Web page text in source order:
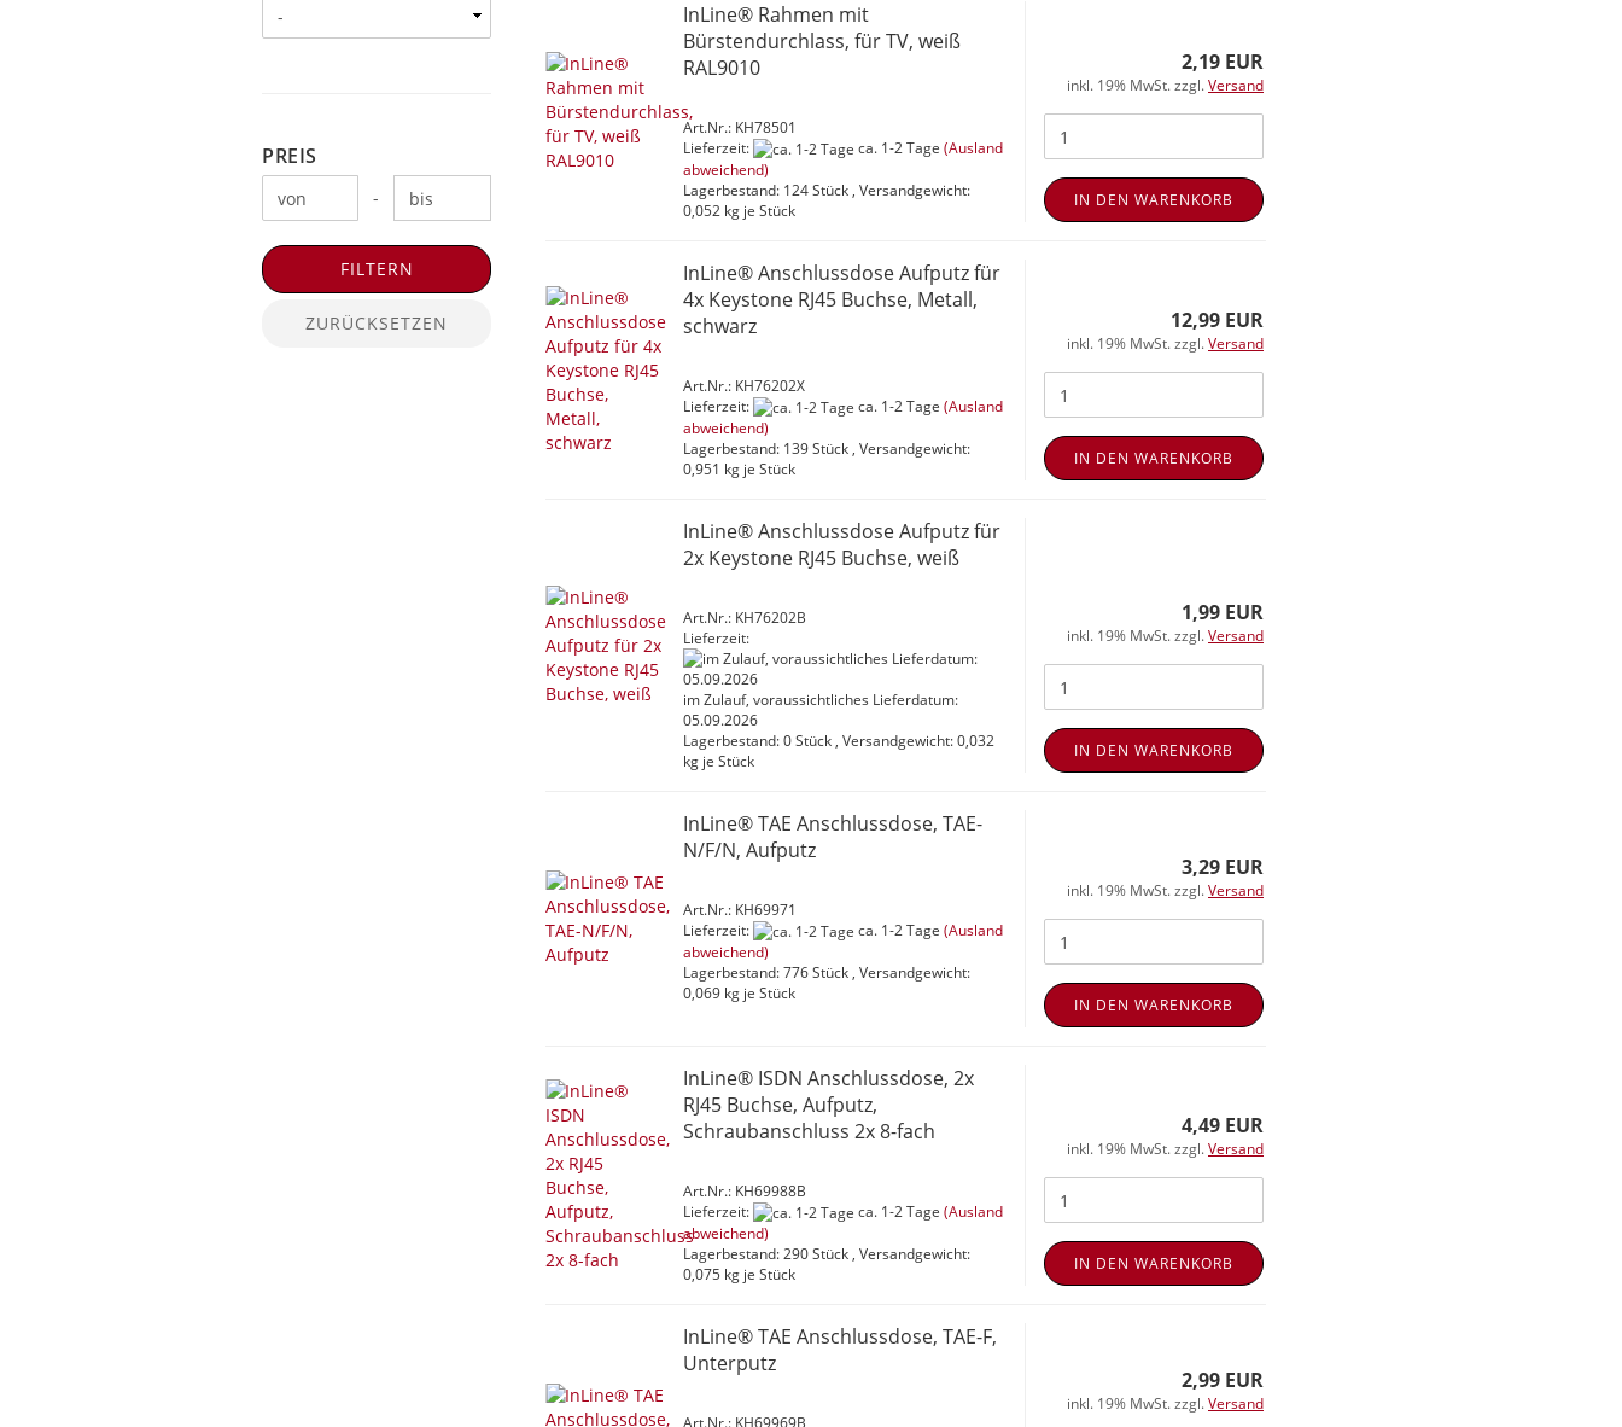
InLine® Rahmen mit
Bürstendurchlass, für TV, weiß
RAL9010
Art.Nr.: KH78501
Lieferzeit:
ca. 1-2 Tage (Ausland
abweichend)
Lagerbestand: 124 Stück , Versandgewicht:
0,052 kg je Stück
2,19 EUR
inkl. 19% MwSt. zzgl.Versand
IN DEN WARENKORB
InLine® Anschlussdose Aufputz für
4x Keystone RJ45 Buchse, Metall,
schwarz
Art.Nr.: KH76202X
Lieferzeit:
ca. 1-2 Tage (Ausland
abweichend)
Lagerbestand: 139 Stück , Versandgewicht:
0,951 kg je Stück
12,99 EUR
inkl. 19% MwSt. zzgl.Versand
IN DEN WARENKORB
InLine® Anschlussdose Aufputz für
2x Keystone RJ45 Buchse, weiß
Art.Nr.: KH76202B
Lieferzeit:
im Zulauf, voraussichtliches Lieferdatum:
05.09.2026
Lagerbestand: 0 Stück , Versandgewicht:0,032
kg je Stück
1,99 EUR
inkl. 19% MwSt. zzgl.Versand
IN DEN WARENKORB
InLine® TAE Anschlussdose, TAE-
N/F/N, Aufputz
Art.Nr.: KH69971
Lieferzeit:
ca. 1-2 Tage (Ausland
abweichend)
Lagerbestand: 776 Stück , Versandgewicht:
0,069 kg je Stück
3,29 EUR
inkl. 19% MwSt. zzgl.Versand
IN DEN WARENKORB
InLine® ISDN Anschlussdose, 2x
RJ45 Buchse, Aufputz,
Schraubanschluss 2x 8-fach
Art.Nr.: KH69988B
Lieferzeit:
ca. 1-2 Tage (Ausland
abweichend)
Lagerbestand: 290 Stück , Versandgewicht:
0,075 kg je Stück
4,49 EUR
inkl. 19% MwSt. zzgl.Versand
IN DEN WARENKORB
InLine® TAE Anschlussdose, TAE-F,
Unterputz
Art.Nr.: KH69969B
2,99 EUR
inkl. 19% MwSt. zzgl.Versand
PREIS
Preis bis -
FILTERN
ZURÜCKSETZEN